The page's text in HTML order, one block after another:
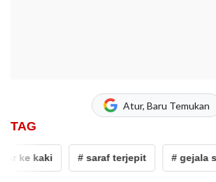
Atur, Baru Temukan
TAG
kaki # saraf terjepit # gejala